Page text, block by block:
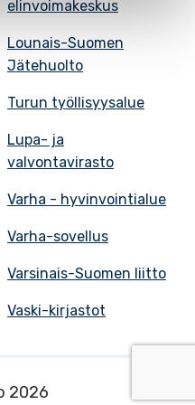
elinvoimakeskus
Lounais-Suomen
Jätehuolto
Turun työllisyysalue
Lupa- ja
valvontavirasto
Varha - hyvinvointialue
Varha-sovellus
Varsinais-Suomen liitto
Vaski-kirjastot
2026